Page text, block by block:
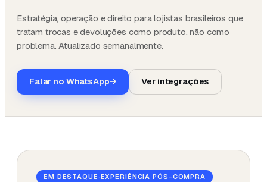
Estratégia, operação e direito para lojistas brasileiros que
tratam trocas e devoluções como produto, não como
problema. Atualizado semanalmente.
Falar no WhatsApp→ Ver integrações
EM DESTAQUE·EXPERIÊNCIA PÓS-COMPRA